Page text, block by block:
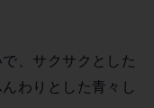
、サクサクとした
わりとした青々し